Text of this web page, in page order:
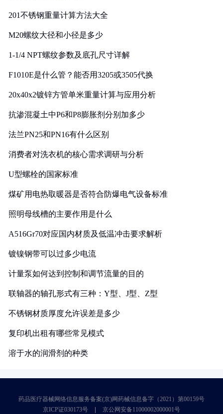
201不锈钢重量计算方法大全
M20螺纹大径和小径是多少
1-1/4 NPT螺纹参数及底孔尺寸详解
F1010E是什么管？能否用3205或3505代换
20x40x2镀锌方管单米重量计算与应用分析
抗渗混凝土中P6和P8膨胀剂分别加多少
法兰PN25和PN16有什么区别
消费者对洗衣机的核心需求调研与分析
U型螺栓的国家标准
煤矿用电热取暖器是否符合防爆电气设备标准
照明母线槽的主要作用是什么
A516Gr70对应国内材质及低温冲击要求解析
镀镍钢带可以过多少电流
计量泵如何达到控制和调节流量的目的
联轴器的轴孔形式有三种：Y型、J型、Z型
不锈钢材质厚度允许误差是多少
复印机出租有哪些常见模式
溶于水的润滑剂的种类
药品医疗器械网络信息服务备案(京)网药械信息备字（2021）第00159号
京ICP证030173号
京公网安备11000002000001号